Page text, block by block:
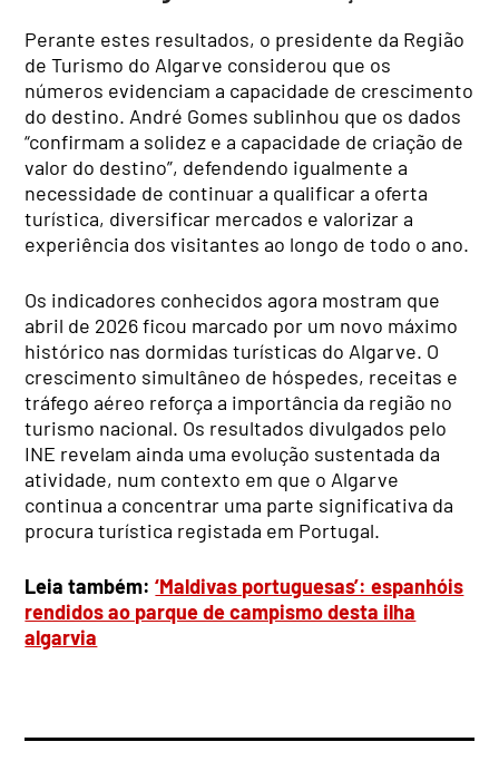
Perante estes resultados, o presidente da Região
de Turismo do Algarve considerou que os
números evidenciam a capacidade de crescimento
do destino. André Gomes sublinhou que os dados
“confirmam a solidez e a capacidade de criação de
valor do destino”, defendendo igualmente a
necessidade de continuar a qualificar a oferta
turística, diversificar mercados e valorizar a
experiência dos visitantes ao longo de todo o ano.
Os indicadores conhecidos agora mostram que
abril de 2026 ficou marcado por um novo máximo
histórico nas dormidas turísticas do Algarve. O
crescimento simultâneo de hóspedes, receitas e
tráfego aéreo reforça a importância da região no
turismo nacional. Os resultados divulgados pelo
INE revelam ainda uma evolução sustentada da
atividade, num contexto em que o Algarve
continua a concentrar uma parte significativa da
procura turística registada em Portugal.
Leia também:‘Maldivas portuguesas’: espanhóis
rendidos ao parque de campismo desta ilha
algarvia